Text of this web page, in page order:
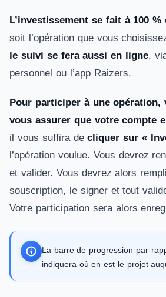
L’investissement se fait à 100 %
soit l’opération que vous
le suivi se fera aussi en ligne,
personnel ou l’app Raizers.
Pour participer à une opération,
vous assurer que votre compte
il vous suffira decliquer sur «
l’opération voulue. Vous devrez
et valider. Vous devrez alors
souscription, le signer et tout
Votre participation sera alors
La barre de progression par
indiquera où en est le projet